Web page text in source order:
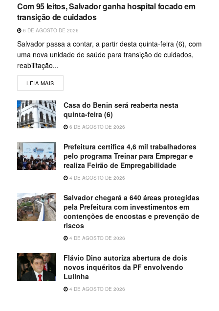
Com 95 leitos, Salvador ganha hospital focado em
transição de cuidados
6 DE AGOSTO DE 2026
Salvador passa a contar, a partir desta quinta-feira (6), com
uma nova unidade de saúde para transição de cuidados,
reabilitação...
LEIA MAIS
Casa do Benin será reaberta nesta
quinta-feira (6)
6 DE AGOSTO DE 2026
Prefeitura certifica 4,6 mil trabalhadores
pelo programa Treinar para Empregar e
realiza Feirão de Empregabilidade
4 DE AGOSTO DE 2026
Salvador chegará a 640 áreas protegidas
pela Prefeitura com investimentos em
contenções de encostas e prevenção de
riscos
4 DE AGOSTO DE 2026
Flávio Dino autoriza abertura de dois
novos inquéritos da PF envolvendo
Lulinha
4 DE AGOSTO DE 2026